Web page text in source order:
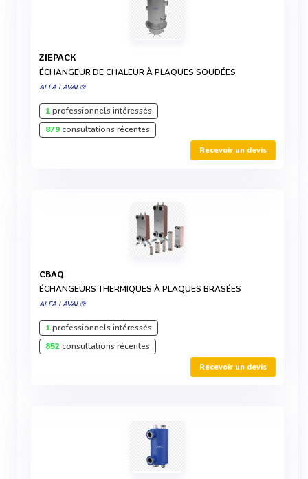
ZIEPACK
ÉCHANGEUR DE CHALEUR À PLAQUES SOUDÉES
ALFA LAVAL®
1professionnels intéressés
879consultations récentes
Recevoir un devis
CBAQ
ÉCHANGEURS THERMIQUES À PLAQUES BRASÉES
ALFA LAVAL®
1professionnels intéressés
852consultations récentes
Recevoir un devis